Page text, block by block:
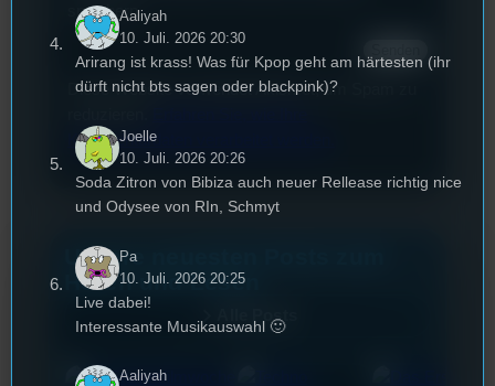
speichern.
Diese Website verwendet Akismet, um Spam zu
Kommentardaten verarbeitet werden.
Unsere neuesten Posts zum
Hören und Lesen
Alle Posts
Aaliyah
10. Juli. 2026 20:30
Arirang ist krass! Was für Kpop geht am härtesten (ihr
dürft nicht bts sagen oder blackpink)?
Joelle
10. Juli. 2026 20:26
Soda Zitron von Bibiza auch neuer Rellease richtig nice
und Odysee von RIn, Schmyt
Pa
10. Juli. 2026 20:25
Live dabei!
Interessante Musikauswahl 🙂
Aaliyah